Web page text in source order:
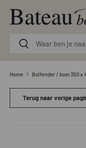
Ga naar inhoud
ZoekenZoeken
Home Bolfender / boei 350 x
Terug naar vorige